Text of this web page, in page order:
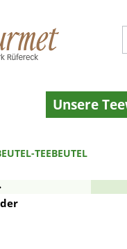
Unsere
TEEBEUTEL
optimale